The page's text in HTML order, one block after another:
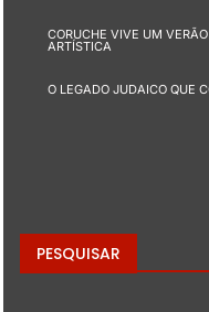
CORUCHE VIVE UM
ARTÍSTICA
O LEGADO JUDAICO QUE
PESQUISAR